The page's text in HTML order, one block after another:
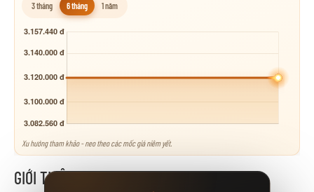
3 tháng 6 tháng 1 năm
Xu hướng tham khảo - neo theo các mốc giá niêm yết.
GIỚI THIỆU